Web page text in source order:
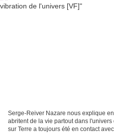
Serge-Reiver Nazare nous explique
abritent de la vie partout dans
sur Terre a toujours été en contact